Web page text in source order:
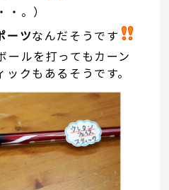
。）
ーツなんだそうです
ールを打ってもカーン
クもあるそうです。